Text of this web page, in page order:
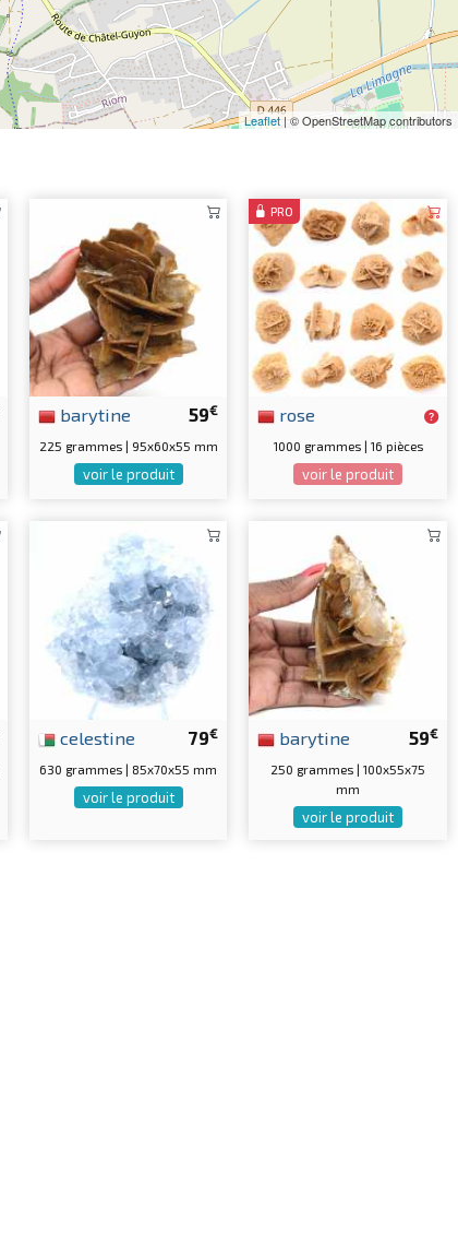
Leaflet| © OpenStreetMap contributors
59€
barytine
225 grammes | 95x60x55 mm
voir le produit
PRO
rose
1000 grammes | 16 pièces
voir le produit
79€
celestine
630 grammes | 85x70x55 mm
voir le produit
59€
barytine
250 grammes | 100x55x75
mm
voir le produit